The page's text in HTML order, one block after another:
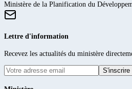
Ministère de la Planification du
Lettre d'information
Recevez les actualités du ministère
S'inscrire